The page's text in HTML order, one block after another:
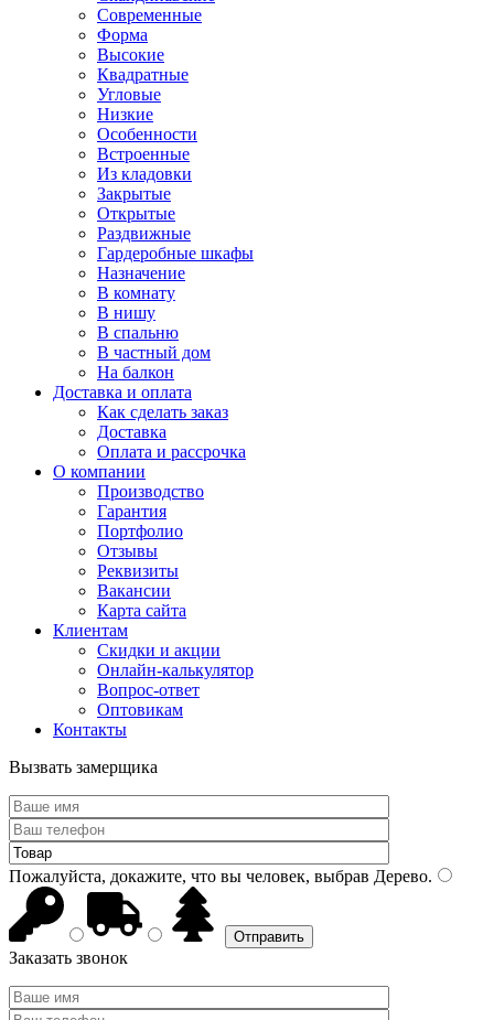
Современные
Форма
Высокие
Квадратные
Угловые
Низкие
Особенности
Встроенные
Из кладовки
Закрытые
Открытые
Раздвижные
Гардеробные шкафы
Назначение
В комнату
В нишу
В спальню
В частный дом
На балкон
Доставка и оплата
Как сделать заказ
Доставка
Оплата и рассрочка
О компании
Производство
Гарантия
Портфолио
Отзывы
Реквизиты
Вакансии
Карта сайта
Клиентам
Скидки и акции
Онлайн-калькулятор
Вопрос-ответ
Оптовикам
Контакты
Вызвать замерщика
Пожалуйста, докажите, что вы человек, выбрав Дерево.
Заказать звонок